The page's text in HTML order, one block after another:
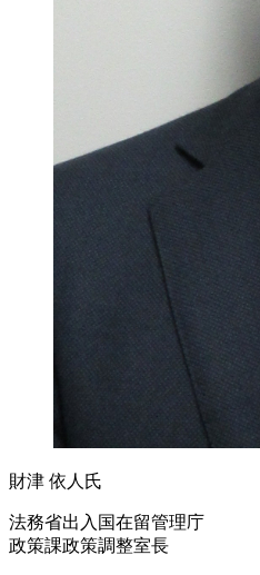
財津 依人氏
法務省出入国在留管理庁
政策課政策調整室長